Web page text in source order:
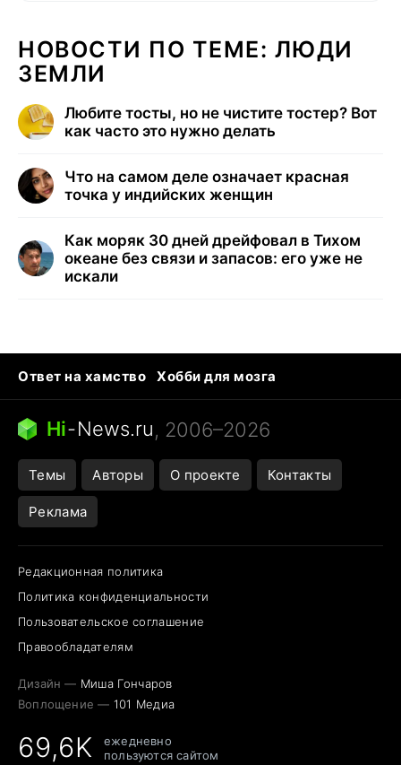
НОВОСТИ ПО ТЕМЕ: ЛЮДИ
ЗЕМЛИ
Любите тосты, но не чистите тостер? Вот
как часто это нужно делать
Что на самом деле означает красная
точка у индийских женщин
Как моряк 30 дней дрейфовал в Тихом
океане без связи и запасов: его уже не
искали
Ответ на хамство
Хобби для мозга
Бензин 100 vs 95
Тунцы в океанариуме
Следующая пандемия
Hi-News.ru, 2006–2026
Темы Авторы О проекте Контакты
Реклама
Редакционная политика
Политика конфиденциальности
Пользовательское соглашение
Правообладателям
Дизайн — Миша Гончаров
Воплощение — 101 Медиа
69,6K
ежедневно
пользуются сайтом